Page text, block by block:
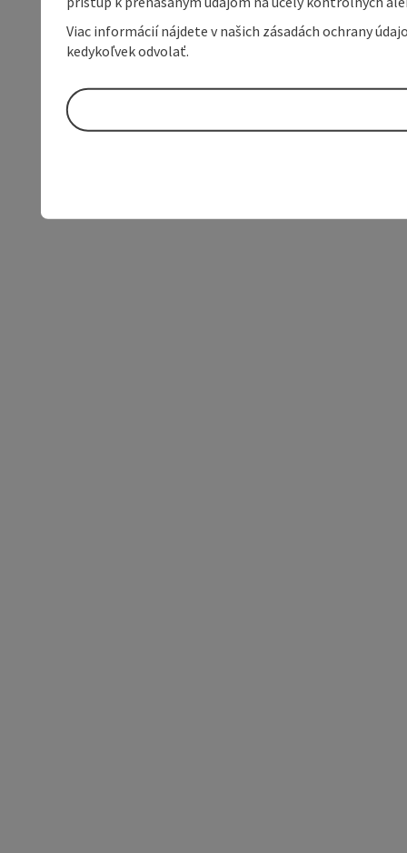
Viac informácií nájdete v našich zásadách ochrany
kedykoľvek odvolať.